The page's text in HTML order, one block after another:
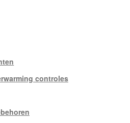
controles